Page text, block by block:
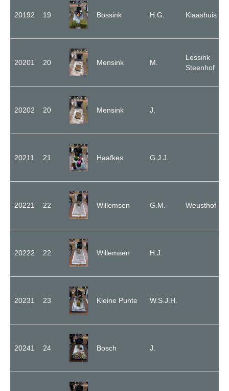
20192 19 Bossink H.G. Klaashuis
20201 20 Mensink M.
Lessink
Steenhof
20202 20 Mensink J.
20211 21 Haafkes G.J.J.
20221 22 Willemsen G.M. Weusthof
20222 22 Willemsen H.J.
20231 23 Kleine Punte W.S.J.H.
20241 24 Bosch J.